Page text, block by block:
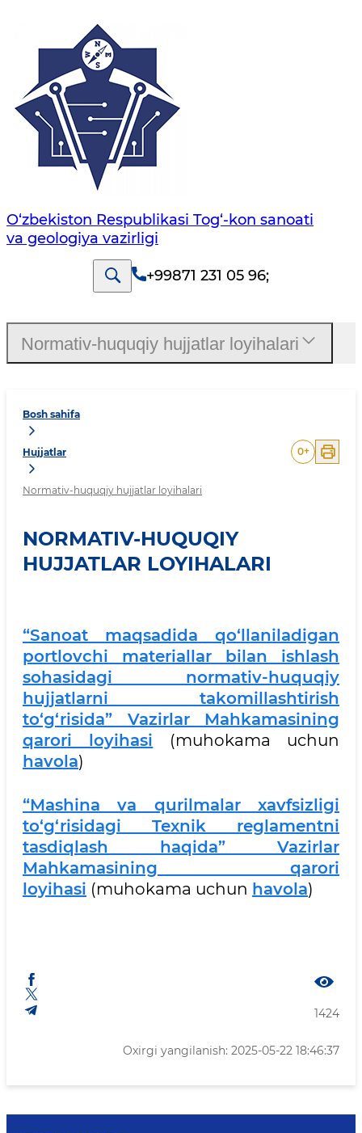
O‘zbekiston Respublikasi Tog‘-kon sanoati
va geologiya vazirligi
+99871 231 05 96;
Bosh sahifa
Hujjatlar
Normativ-huquqiy hujjatlar loyihalari
0+
NORMATIV-HUQUQIY
HUJJATLAR LOYIHALARI
“Sanoat maqsadida qo‘llaniladigan
portlovchi materiallar bilan ishlash
sohasidagi normativ-huquqiy
hujjatlarni takomillashtirish
to‘g‘risida” Vazirlar Mahkamasining
qarori loyihasi (muhokama uchun
havola)
“Mashina va qurilmalar xavfsizligi
to‘g‘risidagi Texnik reglamentni
tasdiqlash haqida” Vazirlar
Mahkamasining qarori
loyihasi (muhokama uchun havola)
1424
Oxirgi yangilanish: 2025-05-22 18:46:37
Normativ-huquqiy hujjatlar loyihalari